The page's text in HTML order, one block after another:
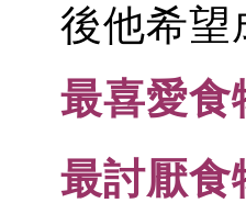
後他希望
最喜愛食
最討厭食